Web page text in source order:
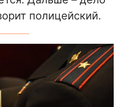
полицейский.